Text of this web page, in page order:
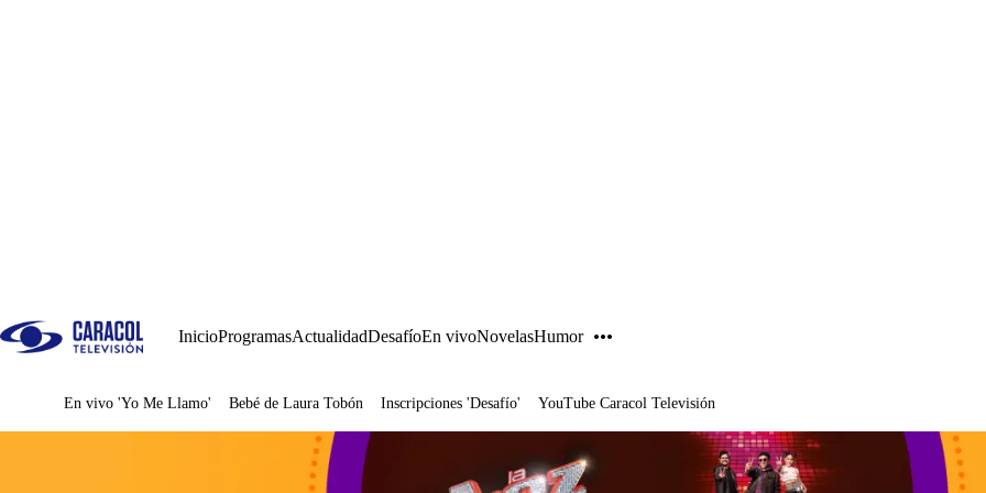
InicioProgramasActualidadDesafíoEn vivoNovelasHumor
Juegos
En vivo 'Yo Me Llamo' Bebé de Laura Tobón Inscripciones 'Desafío' YouTube Caracol Televisión